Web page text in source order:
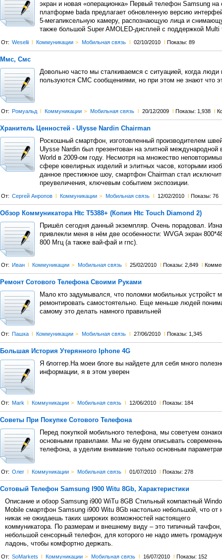
экран и новая «операционка» Первый телефон Samsung на
платформе bada предлагает обновленную версию
5-мегапиксельную камеру, распознающую лица и
также большой Super AMOLED-дисплей с поддержкой Multi
От: Weselii l Коммуникации > Мобильная связь l 02/10/2010 l Показы: 89
Ммс, Смс
Довольно часто мы сталкиваемся с ситуацией, когда люди
пользуются СМС сообщениями, но при этом не знают что
От: Ромуальд l Коммуникации > Мобильная связь l 20/12/2009 l Показы: 1,938 l
Хранитель Ценностей - Ulysse Nardin Chairman
Роскошный смартфон, изготовленный производителем
Ulysse Nardin был презентован на элитной международной
World в 2009-ом году. Несмотря на множество
сфере ювелирных изделий и элитных часов, которыми
данное престижное шоу, смартфон Chairman стал
преувеличения, ключевым событием экспозиции.
От: Сергей Анропов l Коммуникации > Мобильная связь l 12/02/2010 l Показы: 76
Обзор Коммуникатора Htc T5388+ (Копия Htc Touch Diamond 2)
Пришёл сегодня данный экземпляр. Очень порадовал.
привлекли меня в нём две особенности: WVGA экран
800 Мгц (а также вай-фай и гпс).
От: Иван l Коммуникации > Мобильная связь l 25/02/2010 l Показы: 2,849 l
Ремонт Сотового Телефона Своими Руками
Мало кто задумывался, что поломки мобильных устройст
ремонтировать самостоятельно. Еще меньше людей
самому это делать намного правильней
От: Пашка l Коммуникации > Мобильная связь l 27/06/2010 l Показы: 1,345
Большая История Утерянного Iphone 4G
Я блоггер.На моеи блоге вы найдете для себя много
информации, я в этом уверен
От: Mark l Коммуникации > Мобильная связь l 12/06/2010 l Показы: 184
Советы При Покупке Сотового Телефона
Перед покупкой мобильного телефона, мы советуем
основными правилами. Мы не будем описывать
телефона, а уделим внимание только основным
От: Олег l Коммуникации > Мобильная связь l 01/07/2010 l Показы: 278
Сотовый Телефон Samsung I900 Witu 8Gb, Характеристики
Описание и обзор Samsung i900 WiTu 8GB Стильный компактный
Mobile смартфон Samsung i900 Witu 8Gb настолько небольшой, что от
никак не ожидаешь таких широких возможностей настоящего
коммуникатора. По размерам и внешнему виду – это типичный тачфон,
небольшой сенсорный телефон, для которого не надо иметь
ладонь, чтобы комфортно держать.
От: SoMarkets l Коммуникации > Мобильная связь l 16/07/2010 l Показы: 152